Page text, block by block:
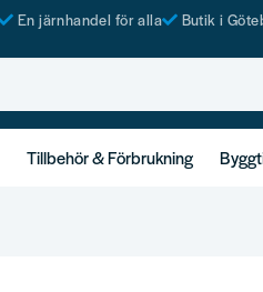
En järnhandel för alla Butik i
Tillbehör & Förbrukning